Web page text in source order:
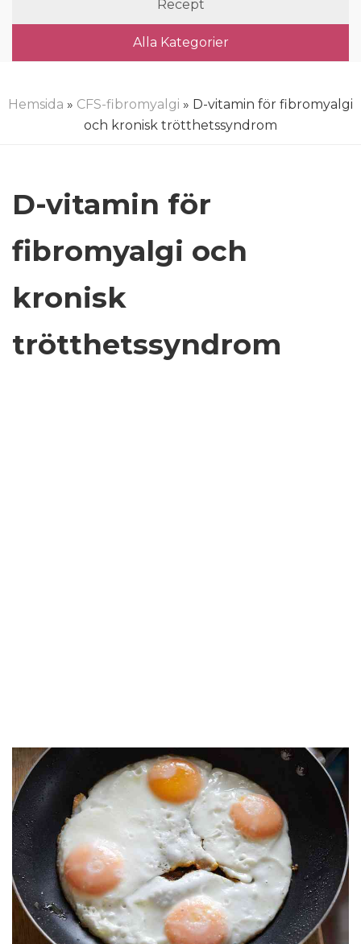
Recept
Alla Kategorier
Hemsida » CFS-fibromyalgi » D-vitamin för fibromyalgi
och kronisk trötthetssyndrom
D-vitamin för
fibromyalgi och
kronisk
trötthetssyndrom